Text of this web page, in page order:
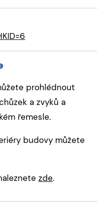
prohlédnout
a zvyků a
řemesle.
budovy můžete
zde.